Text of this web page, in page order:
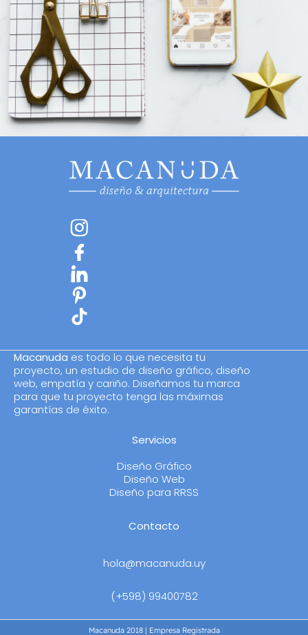
Macanuda es todo lo que necesita tu
proyecto, un estudio de diseño gráfico, diseño
web, empatía y cariño. Diseñamos tu marca
para que tu proyecto tenga las máximas
garantías de éxito.
Servicios
Diseño Gráfico
Diseño Web
Diseño para RRSS
Contacto
hola@macanuda.uy
(+598) 99400782
Macanuda 2018 | Empresa Registrada